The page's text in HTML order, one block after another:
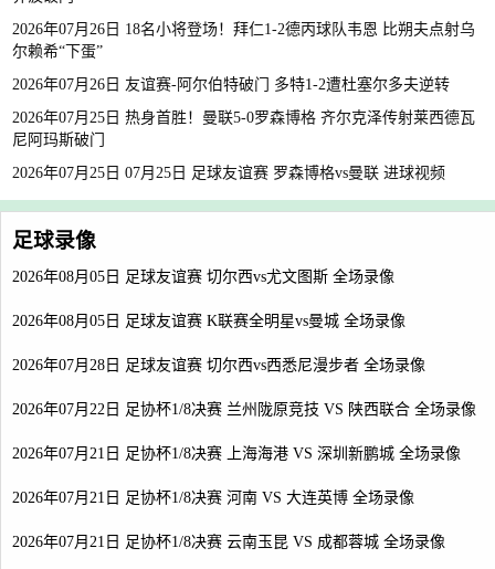
2026年07月26日 18名小将登场！拜仁1-2德丙球队韦恩 比朔夫点射乌
尔赖希“下蛋”
2026年07月26日 友谊赛-阿尔伯特破门 多特1-2遭杜塞尔多夫逆转
2026年07月25日 热身首胜！曼联5-0罗森博格 齐尔克泽传射莱西德瓦
尼阿玛斯破门
2026年07月25日 07月25日 足球友谊赛 罗森博格vs曼联 进球视频
足球录像
2026年08月05日 足球友谊赛 切尔西vs尤文图斯 全场录像
2026年08月05日 足球友谊赛 K联赛全明星vs曼城 全场录像
2026年07月28日 足球友谊赛 切尔西vs西悉尼漫步者 全场录像
2026年07月22日 足协杯1/8决赛 兰州陇原竞技 VS 陕西联合 全场录像
2026年07月21日 足协杯1/8决赛 上海海港 VS 深圳新鹏城 全场录像
2026年07月21日 足协杯1/8决赛 河南 VS 大连英博 全场录像
2026年07月21日 足协杯1/8决赛 云南玉昆 VS 成都蓉城 全场录像